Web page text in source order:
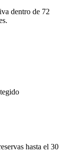
dentro de 72
hasta el 30